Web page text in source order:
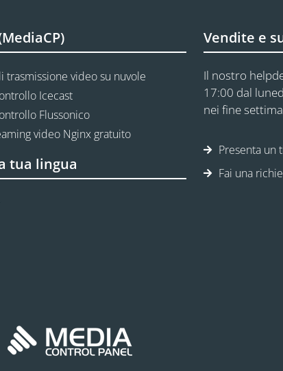
trasmissione video su nuvole
Icecast
Flussonico
video Nginx gratuito
tua lingua
Vendite e
Il nostro
17:00 dal
nei fine
Presenta un
Fai una